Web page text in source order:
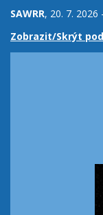
SAWRR, 20. 7. 2026
Zobrazit/Skrýt